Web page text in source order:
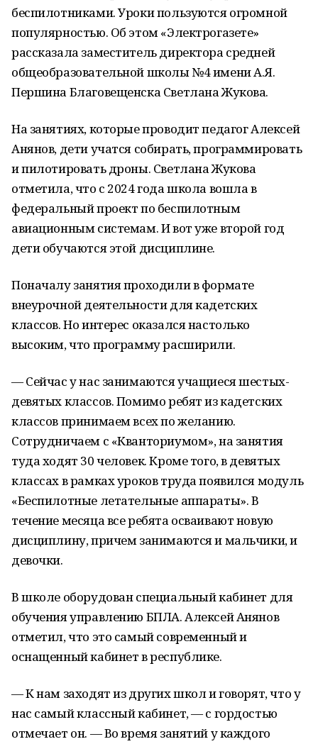
беспилотниками. Уроки пользуются огромной
популярностью. Об этом «Электрогазете»
рассказала заместитель директора средней
общеобразовательной школы №4 имени А.Я.
Першина Благовещенска Светлана Жукова.
На занятиях, которые проводит педагог Алексей
Анянов, дети учатся собирать, программировать
и пилотировать дроны. Светлана Жукова
отметила, что с 2024 года школа вошла в
федеральный проект по беспилотным
авиационным системам. И вот уже второй год
дети обучаются этой дисциплине.
Поначалу занятия проходили в формате
внеурочной деятельности для кадетских
классов. Но интерес оказался настолько
высоким, что программу расширили.
— Сейчас у нас занимаются учащиеся шестых-
девятых классов. Помимо ребят из кадетских
классов принимаем всех по желанию.
Сотрудничаем с «Кванториумом», на занятия
туда ходят 30 человек. Кроме того, в девятых
классах в рамках уроков труда появился модуль
«Беспилотные летательные аппараты». В
течение месяца все ребята осваивают новую
дисциплину, причем занимаются и мальчики, и
девочки.
В школе оборудован специальный кабинет для
обучения управлению БПЛА. Алексей Анянов
отметил, что это самый современный и
оснащенный кабинет в республике.
— К нам заходят из других школ и говорят, что у
нас самый классный кабинет, — с гордостью
отмечает он. — Во время занятий у каждого